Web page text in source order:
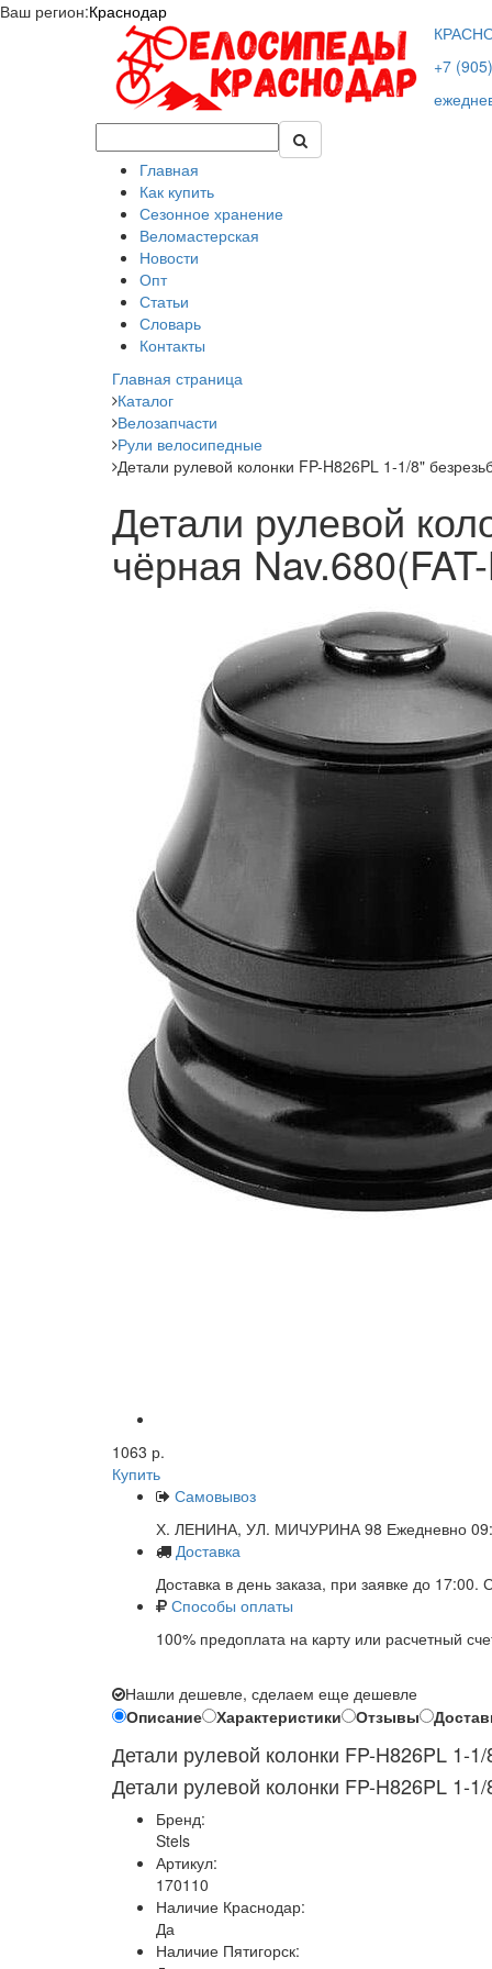
Ваш регион:Краснодар
+7
Главная
Как купить
Сезонное хранение
Веломастерская
Новости
Опт
Статьи
Словарь
Контакты
Главная страница
Каталог
Велозапчасти
Рули велосипедные
Детали рулевой колонки FP-H826PL 1-1/8"
Детали рулевой
чёрная
1063 р.
Купить
Самовывоз
Х. ЛЕНИНА, УЛ. МИЧУРИНА 98 Ежедневно
Доставка
Доставка в день заказа, при заявке до
Способы оплаты
100% предоплата на карту или расчетный
Нашли дешевле, сделаем еще дешевле
Описание
Характеристики Отзывы
Детали рулевой колонки FP-H826PL 1-
Детали рулевой колонки FP-H826PL 1-
Бренд:
Stels
Артикул:
170110
Наличие Краснодар:
Да
Наличие Пятигорск: